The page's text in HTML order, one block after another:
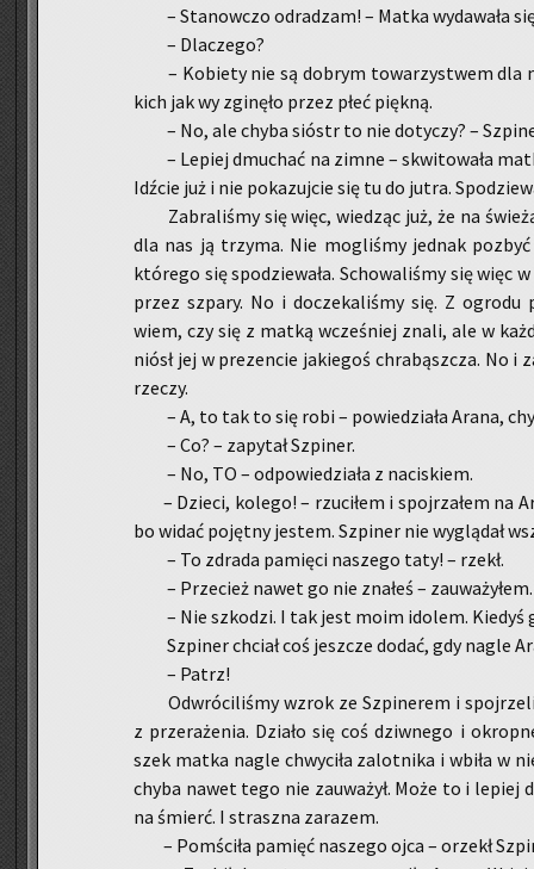
– Sta­now­czo od­ra­dzam! – Matka wy­da­wa­ła
– Dla­cze­go?
– Ko­bie­ty nie są do­brym to­wa­rzy­stwem dla
kich jak wy zgi­nę­ło przez płeć pięk­ną.
– No, ale chyba sióstr to nie do­ty­czy? –
– Le­piej dmu­chać na zimne – skwi­to­wa­ła
Idź­cie już i nie po­ka­zuj­cie się tu do jutra.
Za­bra­li­śmy się więc, wie­dząc już, że na
dla nas ją trzy­ma. Nie mo­gli­śmy jed­nak
któ­re­go się spo­dzie­wa­ła. Scho­wa­li­śmy się więc
przez szpa­ry. No i do­cze­ka­li­śmy się. Z ogro­du
wiem, czy się z matką wcze­śniej znali, ale w
niósł jej w pre­zen­cie ja­kie­goś chra­bąsz­cza. No i
rze­czy.
– A, to tak to się robi – po­wie­dzia­ła Arana,
– Co? – za­py­tał Szpi­ner.
– No, TO – od­po­wie­dzia­ła z na­ci­skiem.
– Dzie­ci, ko­le­go! – rzu­ci­łem i spoj­rza­łem na
bo widać po­jęt­ny je­stem. Szpi­ner nie wy­glą­dał
– To zdra­da pa­mię­ci na­sze­go taty! – rzekł.
– Prze­cież nawet go nie zna­łeś – za­uwa­ży­łem.
– Nie szko­dzi. I tak jest moim ido­lem. Kie­dyś
Szpi­ner chciał coś jesz­cze dodać, gdy nagle
– Patrz!
Od­wró­ci­li­śmy wzrok ze Szpi­ne­rem i
z prze­ra­że­nia. Dzia­ło się coś dziw­ne­go i
szek matka nagle chwy­ci­ła za­lot­ni­ka i wbiła w
chyba nawet tego nie za­uwa­żył. Może to i le­piej
na śmierć. I strasz­na za­ra­zem.
– Po­mści­ła pa­mięć na­sze­go ojca – orzekł